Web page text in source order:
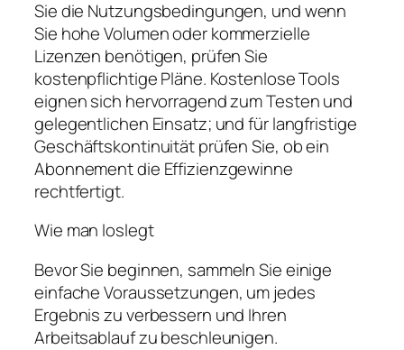
Sie die Nutzungsbedingungen, und wenn
Sie hohe Volumen oder kommerzielle
Lizenzen benötigen, prüfen Sie
kostenpflichtige Pläne. Kostenlose Tools
eignen sich hervorragend zum Testen und
gelegentlichen Einsatz; und für langfristige
Geschäftskontinuität prüfen Sie, ob ein
Abonnement die Effizienzgewinne
rechtfertigt.
Wie man loslegt
Bevor Sie beginnen, sammeln Sie einige
einfache Voraussetzungen, um jedes
Ergebnis zu verbessern und Ihren
Arbeitsablauf zu beschleunigen.